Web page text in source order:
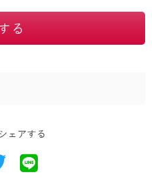
る
ェアする